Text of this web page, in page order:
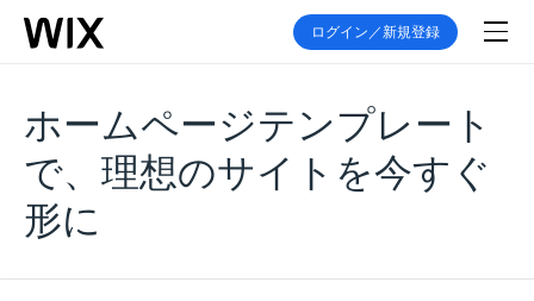
ログイン／新規登録
ホームページテンプレート
で、理想のサイトを今すぐ
形に